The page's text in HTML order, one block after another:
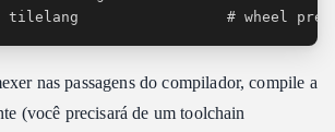
# wheel pré-
nas passagens do compilador, compile a
(você precisará de um toolchain